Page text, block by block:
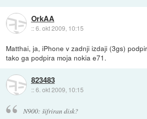
OrkAA
::6. okt 2009, 10:15
Matthai, ja, iPhone v zadnji izdaji (3gs)
tako ga podpira moja nokia e71.
823483
::6. okt 2009, 10:15
N900: šifriran disk?